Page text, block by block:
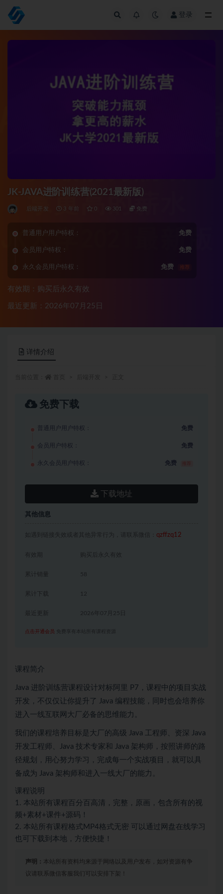
登录
JK-JAVA进阶训练营(2021最新版)
后端开发 3 年前 0 301 免费
普通用户用户特权： 免费
会员用户特权： 免费
永久会员用户特权： 免费 推荐
有效期：购买后永久有效
最近更新：2026年07月25日
详情介绍
免费下载
普通用户用户特权： 免费
会员用户特权： 免费
永久会员用户特权： 免费
下载地址
其他信息
如遇到链接失效或者其他异常行为，请联系微信： qzffzq12
有效期 购买后永久有效
累计销量 58
累计下载 12
2026年07月25日
点击开通会员 免费享有本站所有课程资源
课程简介
Java 进阶训练营课程设计对标阿里 P7，课程中的项目实战
开发，不仅仅让你提升了 Java 编程技能，同时也会培养你
进入一线互联网大厂必备的思维能力。
我们的课程培养目标是大厂的高级 Java 工程师、资深 Java
开发工程师、Java 技术专家和 Java 架构师，按照讲师的路
径规划，用心努力学习，完成每一个实战项目，就可以具
备成为 Java 架构师和进入一线大厂的能力。
课程说明
1. 本站所有课程百分百高清，完整，原画，包含所有的视
频+素材+课件+源码！
2. 本站所有课程格式MP4格式无密 可以通过网盘在线学习
也可下载到本地，方便快捷！
声明： 本站所有资料均来源于网络以及用户发布，如对资源有争
议请联系微信客服我们可以安排下架！